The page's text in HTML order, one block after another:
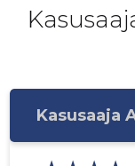
Kasusaaja